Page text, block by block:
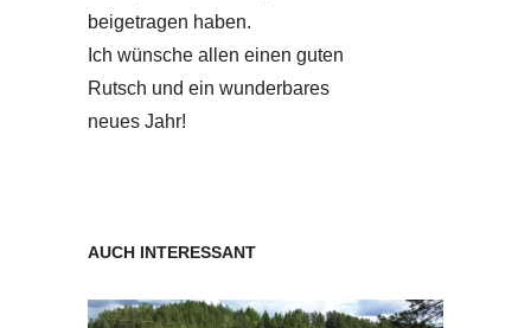
beigetragen haben.
Ich wünsche allen einen guten
Rutsch und ein wunderbares
neues Jahr!
AUCH INTERESSANT